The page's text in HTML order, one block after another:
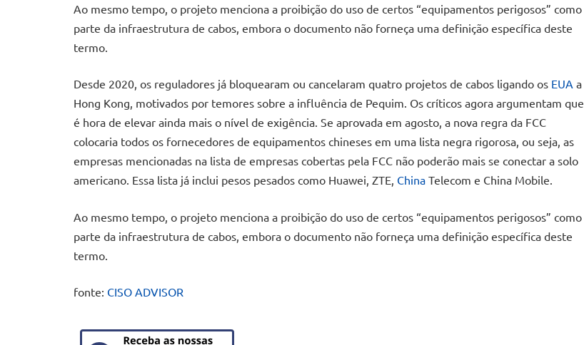
Ao mesmo tempo, o projeto menciona a proibição do uso de certos “equipamentos perigosos” como
parte da infraestrutura de cabos, embora o documento não forneça uma definição específica deste
termo.
Desde 2020, os reguladores já bloquearam ou cancelaram quatro projetos de cabos ligando os EUA a
Hong Kong, motivados por temores sobre a influência de Pequim. Os críticos agora argumentam que
é hora de elevar ainda mais o nível de exigência. Se aprovada em agosto, a nova regra da FCC
colocaria todos os fornecedores de equipamentos chineses em uma lista negra rigorosa, ou seja, as
empresas mencionadas na lista de empresas cobertas pela FCC não poderão mais se conectar a solo
americano. Essa lista já inclui pesos pesados como Huawei, ZTE, China Telecom e China Mobile.
Ao mesmo tempo, o projeto menciona a proibição do uso de certos “equipamentos perigosos” como
parte da infraestrutura de cabos, embora o documento não forneça uma definição específica deste
termo.
fonte: CISO ADVISOR